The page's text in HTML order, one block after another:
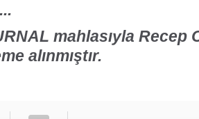
mahlasıyla Recep
alınmıştır.